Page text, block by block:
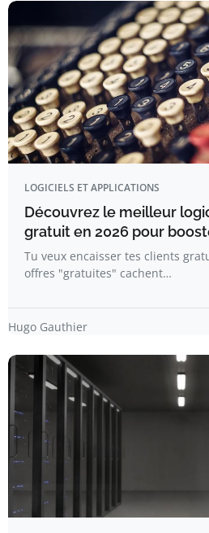
LOGICIELS ET APPLICATIONS
Découvrez le meilleur
gratuit en 2026 pour
Tu veux encaisser tes clients
offres "gratuites" cachent…
Hugo Gauthier